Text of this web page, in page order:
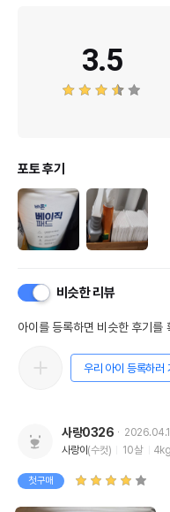
3.5
포토 후기
비슷한 리뷰
아이를 등록하면 비슷한 후기를
우리 아이 등록하러
사랑0326
사랑이 (수컷) 10살 4kg
첫구매